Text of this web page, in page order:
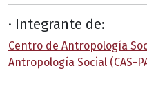
· Integrante de:
Centro de Antropología
Antropología Social (CAS-